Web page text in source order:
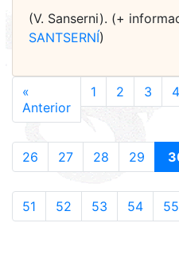
(V. Sanserni). (+
SANTSERNÍ)
«
Anterior
1 2 3 4
26 27 28 29
51 52 53 54 55